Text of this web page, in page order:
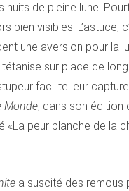
nuits de pleine lune.
bien visibles! L’astuce,
une aversion pour la
sur place de
facilite leur
Monde, dans son édition
«La peur blanche de la
a suscité des remous